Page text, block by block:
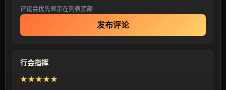
评论会优先显示在列表顶部
发布评论
行会指挥
★★★★★